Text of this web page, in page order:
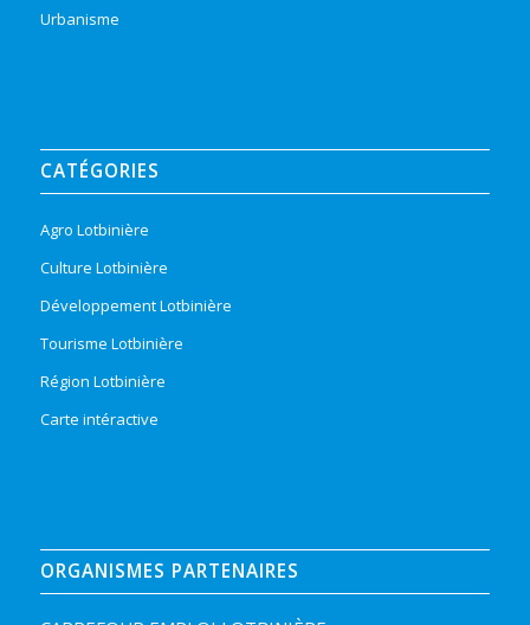
Urbanisme
CATÉGORIES
Agro Lotbinière
Culture Lotbinière
Développement Lotbinière
Tourisme Lotbinière
Région Lotbinière
Carte intéractive
ORGANISMES PARTENAIRES